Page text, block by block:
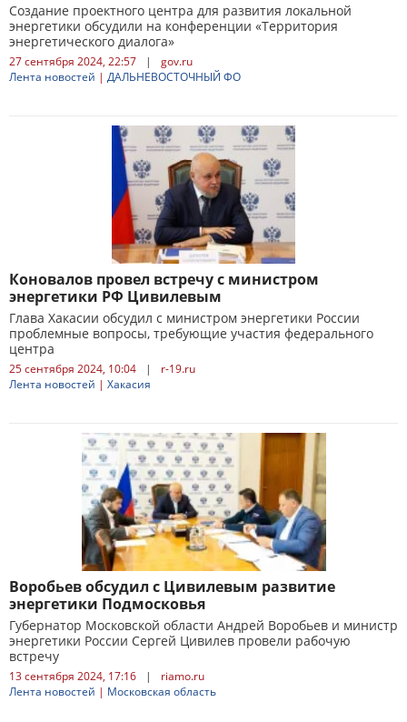
Создание проектного центра для развития локальной
энергетики обсудили на конференции «Территория
энергетического диалога»
27 сентября 2024, 22:57 |
gov.ru
Лента новостей | ДАЛЬНЕВОСТОЧНЫЙ ФО
Коновалов провел встречу с министром
энергетики РФ Цивилевым
Глава Хакасии обсудил с министром энергетики России
проблемные вопросы, требующие участия федерального
центра
25 сентября 2024, 10:04 |
r-19.ru
Лента новостей | Хакасия
Воробьев обсудил с Цивилевым развитие
энергетики Подмосковья
Губернатор Московской области Андрей Воробьев и министр
энергетики России Сергей Цивилев провели рабочую
встречу
13 сентября 2024, 17:16 |
riamo.ru
Лента новостей | Московская область